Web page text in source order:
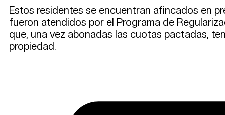
Estos residentes se encuentran afincados en
fueron atendidos por el Programa de
que, una vez abonadas las cuotas pactadas,
propiedad.